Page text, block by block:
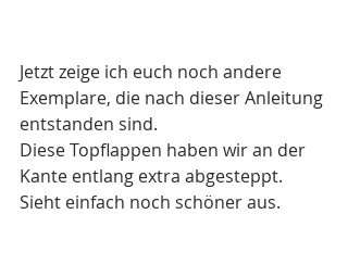
Jetzt zeige ich euch noch andere
Exemplare, die nach dieser Anleitung
entstanden sind.
Diese Topflappen haben wir an der
Kante entlang extra abgesteppt.
Sieht einfach noch schöner aus.